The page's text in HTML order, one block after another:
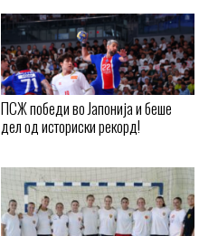
ПСЖ победи во Јапонија и беше
дел од историски рекорд!